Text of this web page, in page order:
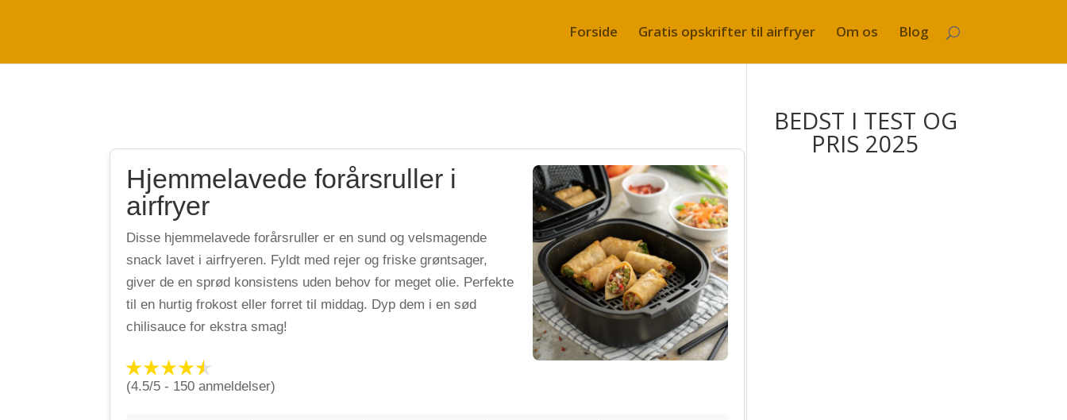
Forside Gratis opskrifter til airfryer Om os Blog
Hjemmelavede forårsruller i
airfryer
Disse hjemmelavede forårsruller er en sund og velsmagende
snack lavet i airfryeren. Fyldt med rejer og friske grøntsager,
giver de en sprød konsistens uden behov for meget olie. Perfekte
til en hurtig frokost eller forret til middag. Dyp dem i en sød
chilisauce for ekstra smag!
(4.5/5 - 150 anmeldelser)
BEDST I TEST OG
PRIS 2025